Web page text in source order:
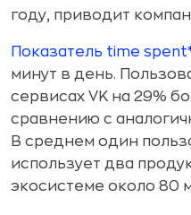
году, приводит
Показатель time
минут в день.
сервисах VK на 29%
сравнению с
В среднем один
использует два
экосистеме около 80